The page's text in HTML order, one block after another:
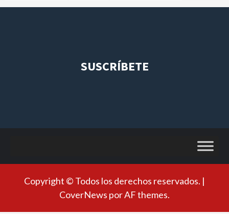
SUSCRÍBETE
Copyright © Todos los derechos reservados. |
CoverNews por AF themes.